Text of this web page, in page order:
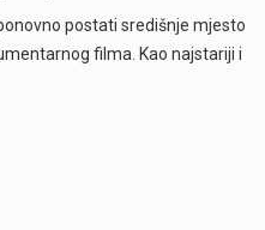
postati središnje mjesto
filma. Kao najstariji i